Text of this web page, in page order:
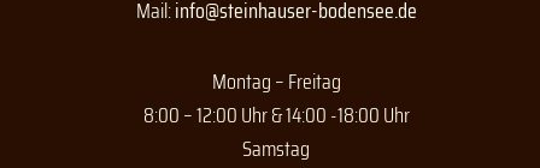
m
Mail:info@steinhauser-bodensee.de
Montag – Freitag
8:00 – 12:00 Uhr & 14:00 -18:00 Uhr
Samstag